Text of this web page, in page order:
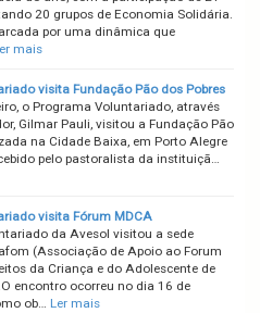
20 grupos de Economia Solidária.
por uma dinâmica que
mais
visita Fundação Pão dos Pobres
o Programa Voluntariado, através
Gilmar Pauli, visitou a Fundação Pão
na Cidade Baixa, em Porto Alegre
pelo pastoralista da instituiçã…
visita Fórum MDCA
da Avesol visitou a sede
(Associação de Apoio ao Forum
da Criança e do Adolescente de
encontro ocorreu no dia 16 de
ob… Ler mais